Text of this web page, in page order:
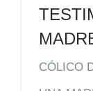
CÓLICO